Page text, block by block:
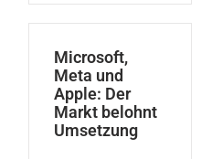
Microsoft,
Meta und
Apple: Der
Markt belohnt
Umsetzung